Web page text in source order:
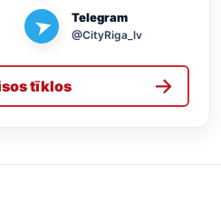
➤ Telegram
@CityRiga_lv
tīklos →